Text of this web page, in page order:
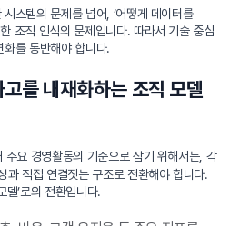
스템의 문제를 넘어, ‘어떻게 데이터를
조직 인식의 문제입니다. 따라서 기술 중심
를 동반해야 합니다.
를 내재화하는 조직 모델
주요 경영활동의 기준으로 삼기 위해서는, 각
과 직접 연결짓는 구조로 전환해야 합니다.
델’로의 전환입니다.